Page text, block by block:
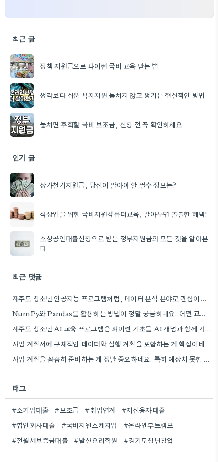
최근 글
정책 지원금으로 파이썬 국비 교육 받는 법
생각보다 쉬운 복지지원 놓치지 않고 챙기는 현실적인 방법
놓치면 후회할 국비 보조금, 신청 전 꼭 확인하세요
인기 글
상가철거지원금, 당신이 알아야 할 필수 정보는?
직장인을 위한 국비지원컴퓨터교육, 알아두면 쏠쏠한 혜택!
소상공인대출신청으로 받는 정부지원금의 모든 것을 알아본
다
최근 댓글
제주도 청소년 인공지능 프로그램처럼, 데이터 분석 분야로 관심이 생겨서 오프라인 학원 정보 좀 더 찾아봐야겠네요.
NumPy와 Pandas를 활용하는 방법이 정말 궁금하네요. 어떤 교육 과정에서 좀 더 자세히 다루는지 알려주실 수…
제주도 청소년 AI 교육 프로그램은 파이썬 기초를 AI 개념과 함께 가르치는 방식이 흥미롭네요. 특히 인공지능…
사업 계획서에 구체적인 데이터와 실행 계획을 포함하는 게 핵심이네요. 제가 비슷한 경험이 있어서, 단순히 아이디어를…
사업 계획을 꼼꼼히 준비하는 게 정말 중요하네요. 특히 예상치 못한 지출 때문에 어려움을 겪는 경우도…
태그
#소기업대출 #보조금 #취업연계
#저신용자대출
#법인회사대출
#국비지원스케치업
#온라인부트캠프
#전월세보증금대출
#발산요리학원 #경기도청년창업